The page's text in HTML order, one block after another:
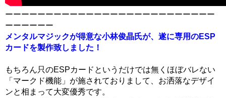
ーーーーーーーーーーーーーーーーーーーーーーーーーー
ーーーーーー
メンタルマジックが得意な小林俊晶氏が、遂に専用のESP
カードを製作致しました！
もちろん只のESPカードというだけでは無くほぼバレない
「マークド機能」が施されておりまして、お洒落なデザイ
ンと相まって大変優秀です。